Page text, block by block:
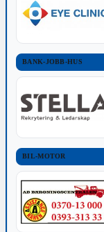
BANK-JOBB-HUS
BIL-MOTOR